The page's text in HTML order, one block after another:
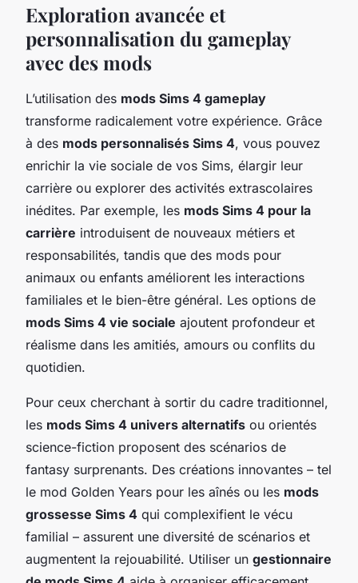
Exploration avancée et
personnalisation du gameplay
avec des mods
L’utilisation des mods Sims 4 gameplay
transforme radicalement votre expérience. Grâce
à des mods personnalisés Sims 4, vous pouvez
enrichir la vie sociale de vos Sims, élargir leur
carrière ou explorer des activités extrascolaires
inédites. Par exemple, les mods Sims 4 pour la
carrière introduisent de nouveaux métiers et
responsabilités, tandis que des mods pour
animaux ou enfants améliorent les interactions
familiales et le bien-être général. Les options de
mods Sims 4 vie sociale ajoutent profondeur et
réalisme dans les amitiés, amours ou conflits du
quotidien.
Pour ceux cherchant à sortir du cadre traditionnel,
les mods Sims 4 univers alternatifs ou orientés
science-fiction proposent des scénarios de
fantasy surprenants. Des créations innovantes – tel
le mod Golden Years pour les aînés ou les mods
grossesse Sims 4 qui complexifient le vécu
familial – assurent une diversité de scénarios et
augmentent la rejouabilité. Utiliser un gestionnaire